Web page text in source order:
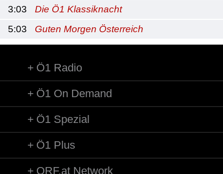
3:03
Die Ö1 Klassiknacht
5:03
Guten Morgen Österreich
Ö1 Radio
Ö1 On Demand
Ö1 Spezial
Ö1 Plus
ORF.at Network